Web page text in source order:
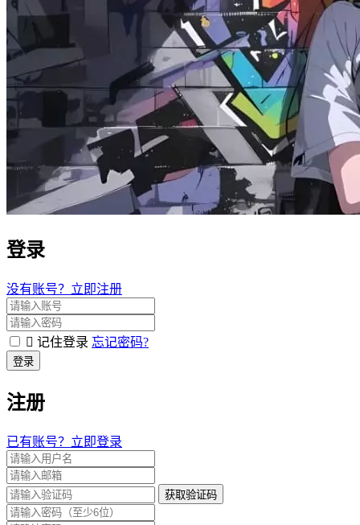
登录
没有账号？立即注册
记住登录 忘记密码?
登录
注册
已有账号？立即登录
获取验证码